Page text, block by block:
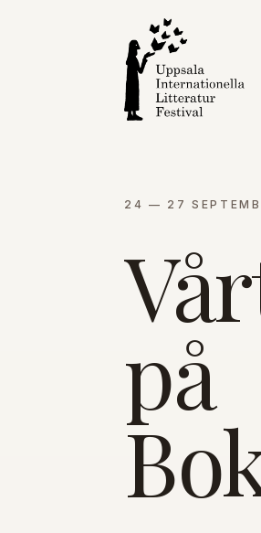
24 — 27
på